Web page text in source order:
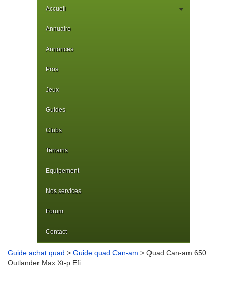
Accueil
Annuaire
Annonces
Pros
Jeux
Guides
Clubs
Terrains
Equipement
Nos services
Forum
Contact
Guide achat quad > Guide quad Can-am > Quad Can-am 650
Outlander Max Xt-p Efi